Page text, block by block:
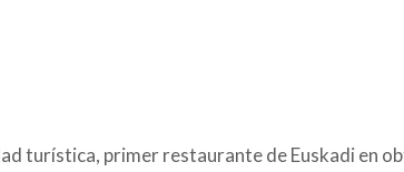
turística, primer restaurante de Euskadi en